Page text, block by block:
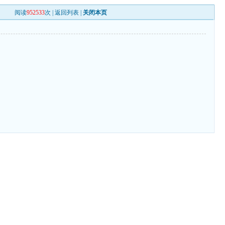
阅读952533次 |返回列表 关闭本页